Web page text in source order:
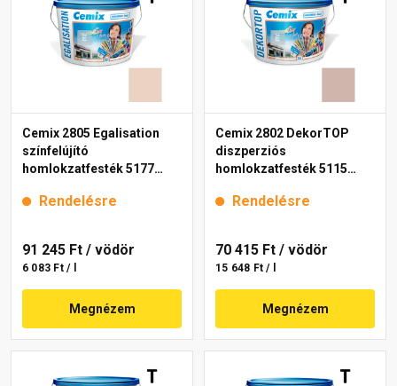
Cemix 2805 Egalisation
színfelújító
homlokzatfesték 5177
Rendelésre
91 245 Ft / vödör
6 083 Ft / l
Megnézem
Cemix 2802 DekorTOP
diszperziós
homlokzatfesték 5115
Rendelésre
70 415 Ft / vödör
15 648 Ft / l
Megnézem